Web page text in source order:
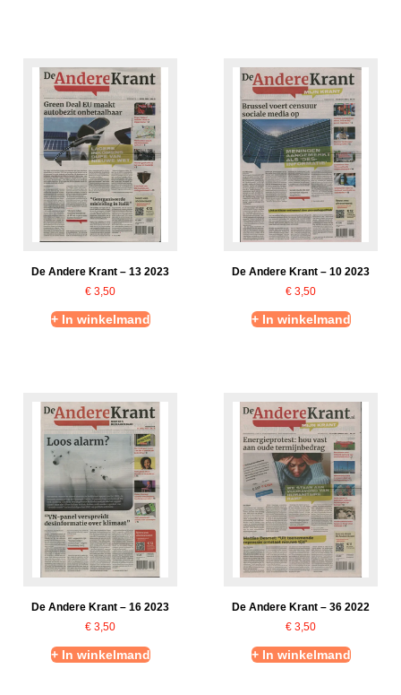
De Andere Krant – 13 2023
€ 3,50
+ In winkelmand
De Andere Krant – 10 2023
€ 3,50
+ In winkelmand
De Andere Krant – 16 2023
€ 3,50
+ In winkelmand
De Andere Krant – 36 2022
€ 3,50
+ In winkelmand